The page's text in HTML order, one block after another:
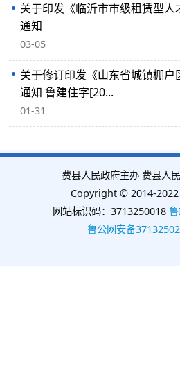
关于印发《临沂市市级租赁型
通知
03-05
关于修订印发《山东省城镇棚
通知 鲁建住字[20...
01-31
费县人民政府主办 费县人
Copyright © 2014-2022
网站标识码：3713250018
鲁公网安备